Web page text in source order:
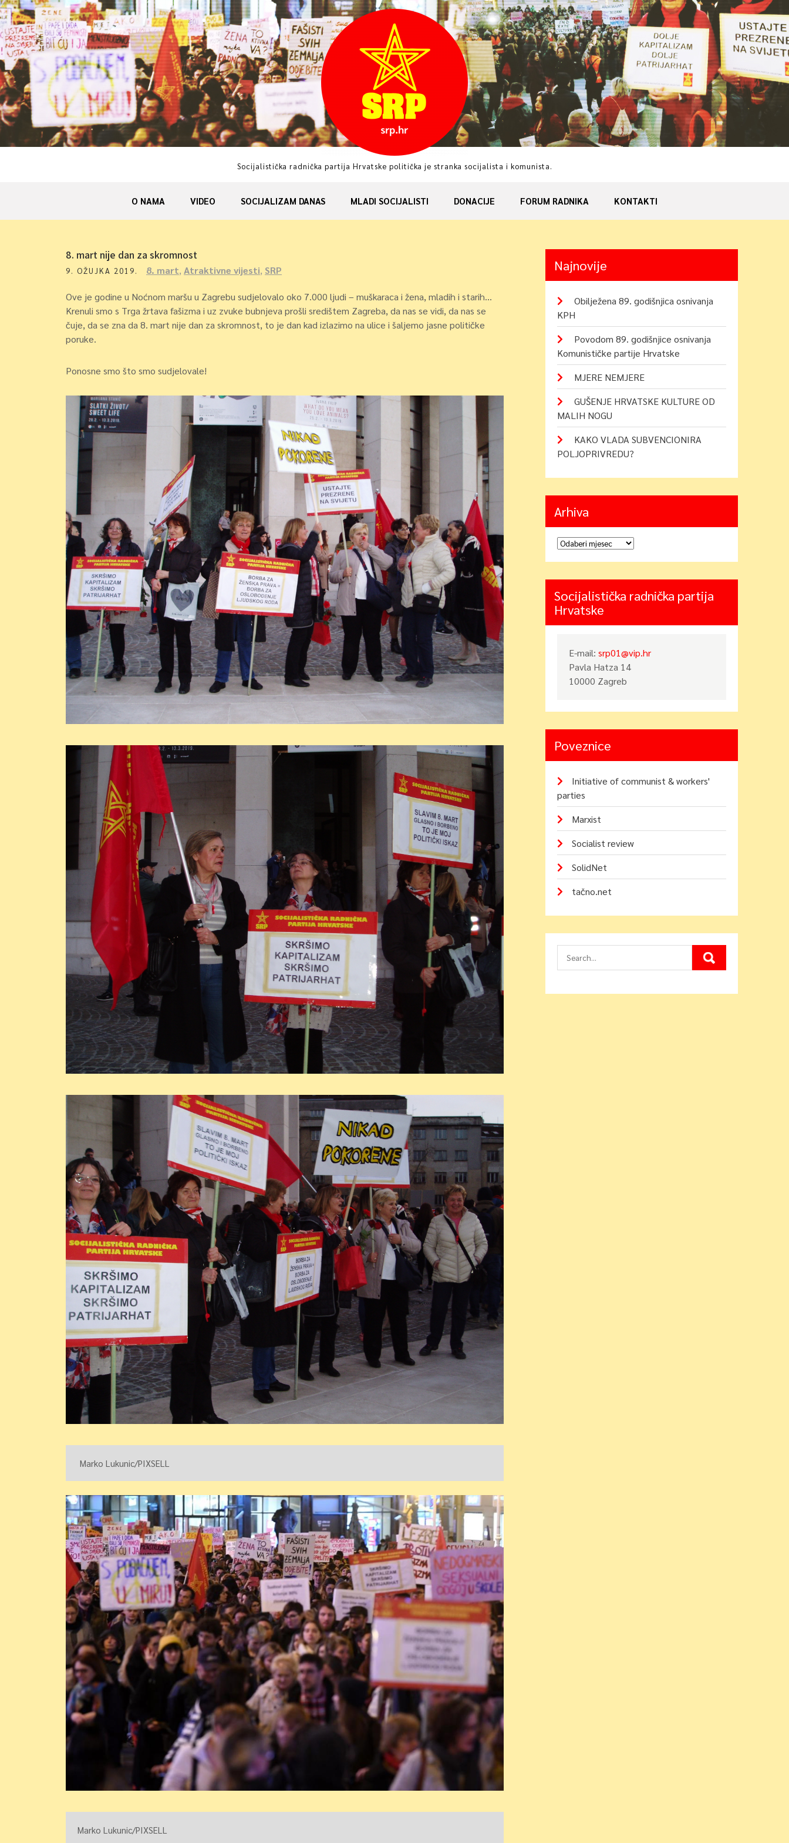
Skip
to
content
Socijalistička radnička partija Hrvatske politička je stranka socijalista i komunista.
O NAMA VIDEO SOCIJALIZAM DANAS MLADI SOCIJALISTI DONACIJE FORUM RADNIKA KONTAKTI
8. mart nije dan za skromnost
9. OŽUJKA 2019. 8. mart, Atraktivne vijesti, SRP
Ove je godine u Noćnom maršu u Zagrebu sudjelovalo oko 7.000 ljudi – muškaraca i žena, mladih i starih…
Krenuli smo s Trga žrtava fašizma i uz zvuke bubnjeva prošli središtem Zagreba, da nas se vidi, da nas se
čuje, da se zna da 8. mart nije dan za skromnost, to je dan kad izlazimo na ulice i šaljemo jasne političke
poruke.
Ponosne smo što smo sudjelovale!
Marko Lukunic/PIXSELL
Marko Lukunic/PIXSELL
Najnovije
Obilježena 89. godišnjica osnivanja
KPH
Povodom 89. godišnjice osnivanja
Komunističke partije Hrvatske
MJERE NEMJERE
GUŠENJE HRVATSKE KULTURE OD
MALIH NOGU
KAKO VLADA SUBVENCIONIRA
POLJOPRIVREDU?
Arhiva
Arhiva
Socijalistička radnička partija
Hrvatske
E-mail:srp01@vip.hr
Pavla Hatza 14
10000 Zagreb
Poveznice
Initiative of communist & workers'
parties
Marxist
Socialist review
SolidNet
tačno.net